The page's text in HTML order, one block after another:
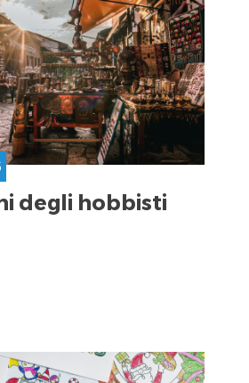
degli hobbisti